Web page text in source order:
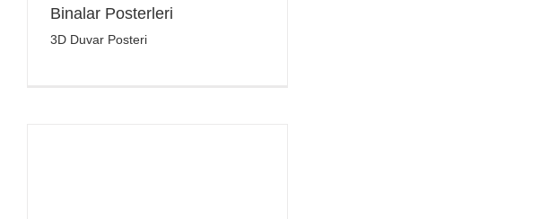
Binalar Posterleri
3D Duvar Posteri